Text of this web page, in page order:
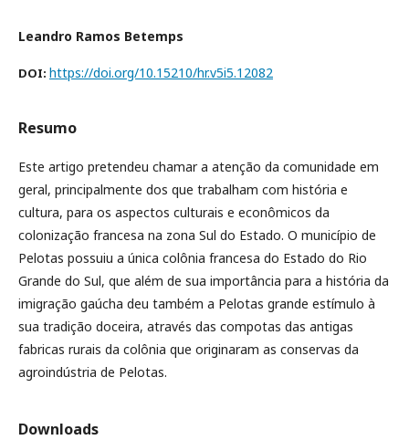
Leandro Ramos Betemps
DOI: https://doi.org/10.15210/hr.v5i5.12082
Resumo
Este artigo pretendeu chamar a atenção da comunidade em
geral, principalmente dos que trabalham com história e
cultura, para os aspectos culturais e econômicos da
colonização francesa na zona Sul do Estado. O município de
Pelotas possuiu a única colônia francesa do Estado do Rio
Grande do Sul, que além de sua importância para a história da
imigração gaúcha deu também a Pelotas grande estímulo à
sua tradição doceira, através das compotas das antigas
fabricas rurais da colônia que originaram as conservas da
agroindústria de Pelotas.
Downloads